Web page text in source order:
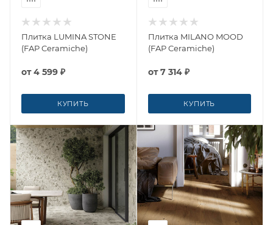
Плитка LUMINA STONE
(FAP Ceramiche)
от4 599 ₽
КУПИТЬ
Плитка MILANO MOOD
(FAP Ceramiche)
от7 314 ₽
КУПИТЬ